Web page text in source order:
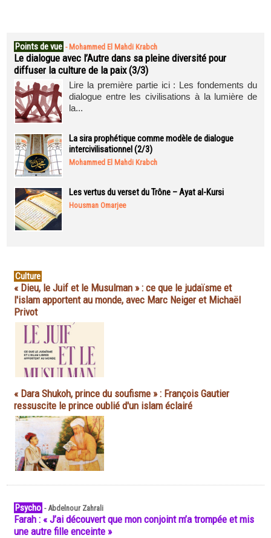
Points de vue - Mohammed El Mahdi Krabch
Le dialogue avec l’Autre dans sa pleine diversité pour
diffuser la culture de la paix (3/3)
Lire la première partie ici : Les fondements du
dialogue entre les civilisations à la lumière de
la...
La sira prophétique comme modèle de dialogue
intercivilisationnel (2/3)
Mohammed El Mahdi Krabch
Les vertus du verset du Trône – Ayat al-Kursi
Housman Omarjee
Culture
« Dieu, le Juif et le Musulman » : ce que le judaïsme et
l'islam apportent au monde, avec Marc Neiger et Michaël
Privot
« Dara Shukoh, prince du soufisme » : François Gautier
ressuscite le prince oublié d'un islam éclairé
Psycho -Abdelnour Zahrali
Farah : « J’ai découvert que mon conjoint m’a trompée et mis
une autre fille enceinte »